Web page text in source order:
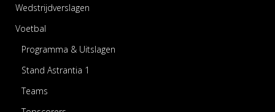
Wedstrijdverslagen
Voetbal
Programma & Uitslagen
Stand Astrantia 1
Teams